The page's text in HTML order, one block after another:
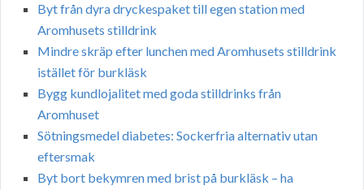
Byt från dyra dryckespaket till egen station med
Aromhusets stilldrink
Mindre skräp efter lunchen med Aromhusets stilldrink
istället för burkläsk
Bygg kundlojalitet med goda stilldrinks från
Aromhuset
Sötningsmedel diabetes: Sockerfria alternativ utan
eftersmak
Byt bort bekymren med brist på burkläsk – ha